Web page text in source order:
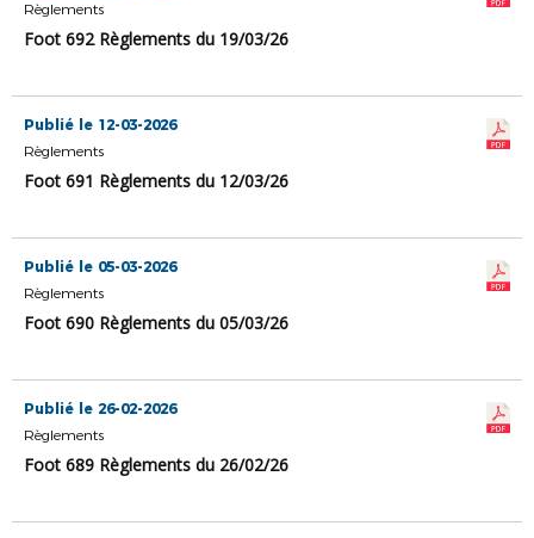
Règlements
Foot 692 Règlements du 19/03/26
Publié le 12-03-2026
Règlements
Foot 691 Règlements du 12/03/26
Publié le 05-03-2026
Règlements
Foot 690 Règlements du 05/03/26
Publié le 26-02-2026
Règlements
Foot 689 Règlements du 26/02/26